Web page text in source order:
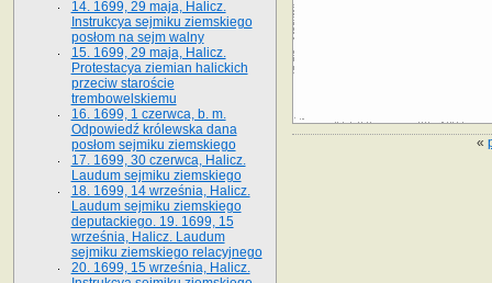
«
14. 1699, 29 maja, Halicz.
Instrukcya sejmiku ziemskiego
posłom na sejm walny
15. 1699, 29 maja, Halicz.
Protestacya ziemian halickich
przeciw staroście
trembowelskiemu
16. 1699, 1 czerwca, b. m.
Odpowiedź królewska dana
posłom sejmiku ziemskiego
17. 1699, 30 czerwca, Halicz.
Laudum sejmiku ziemskiego
18. 1699, 14 września, Halicz.
Laudum sejmiku ziemskiego
deputackiego. 19. 1699, 15
września, Halicz. Laudum
sejmiku ziemskiego relacyjnego
20. 1699, 15 września, Halicz.